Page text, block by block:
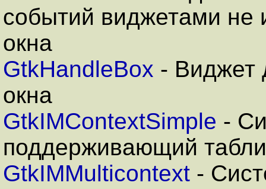
событий виджетами не
окна
GtkHandleBox - Виджет
окна
GtkIMContextSimple -
поддерживающий
GtkIMMulticontext -